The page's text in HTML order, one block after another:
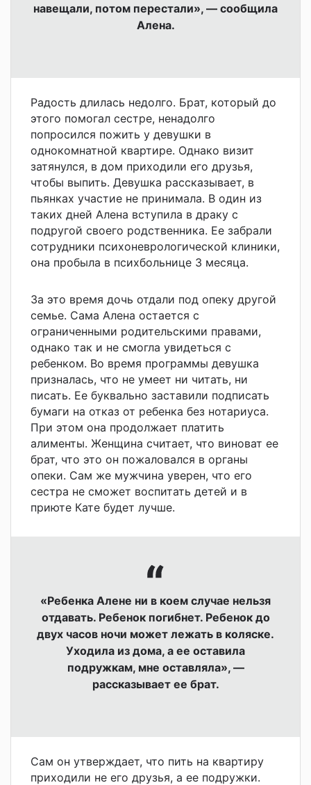
навещали, потом перестали», — сообщила
Алена.
Радость длилась недолго. Брат, который до
этого помогал сестре, ненадолго
попросился пожить у девушки в
однокомнатной квартире. Однако визит
затянулся, в дом приходили его друзья,
чтобы выпить. Девушка рассказывает, в
пьянках участие не принимала. В один из
таких дней Алена вступила в драку с
подругой своего родственника. Ее забрали
сотрудники психоневрологической клиники,
она пробыла в психбольнице 3 месяца.
За это время дочь отдали под опеку другой
семье. Сама Алена остается с
ограниченными родительскими правами,
однако так и не смогла увидеться с
ребенком. Во время программы девушка
призналась, что не умеет ни читать, ни
писать. Ее буквально заставили подписать
бумаги на отказ от ребенка без нотариуса.
При этом она продолжает платить
алименты. Женщина считает, что виноват ее
брат, что это он пожаловался в органы
опеки. Сам же мужчина уверен, что его
сестра не сможет воспитать детей и в
приюте Кате будет лучше.
«Ребенка Алене ни в коем случае нельзя
отдавать. Ребенок погибнет. Ребенок до
двух часов ночи может лежать в коляске.
Уходила из дома, а ее оставила
подружкам, мне оставляла», —
рассказывает ее брат.
Сам он утверждает, что пить на квартиру
приходили не его друзья, а ее подружки.